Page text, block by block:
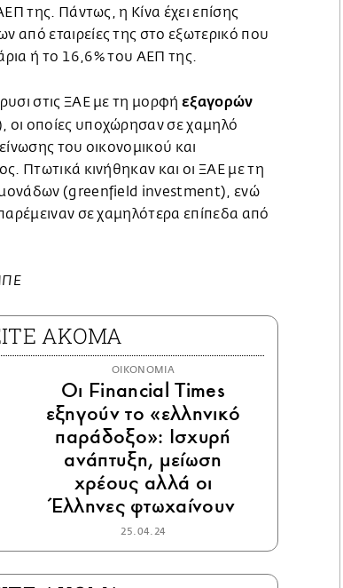
της. Πάντως, η Κίνα έχει επίσης
εταιρείες της στο εξωτερικό που
ή το 16,6% του ΑΕΠ της.
στις ΞΑΕ με τη μορφή εξαγορών
οι οποίες υποχώρησαν σε χαμηλό
του οικονομικού και
Πτωτικά κινήθηκαν και οι ΞΑΕ με τη
(greenfield investment), ενώ
σε χαμηλότερα επίπεδα από
ΑΚΟΜΑ
ΟΙΚΟΝΟΜΙΑ
Οι Financial Times
εξηγούν το «ελληνικό
παράδοξο»: Ισχυρή
ανάπτυξη, μείωση
χρέους αλλά οι
Έλληνες φτωχαίνουν
25.04.24